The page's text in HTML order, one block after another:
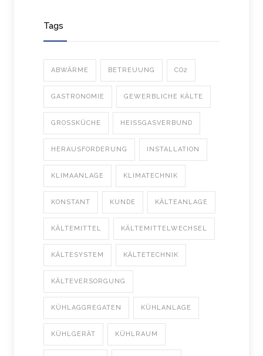
Tags
ABWÄRME BETREUUNG CO2
GASTRONOMIE GEWERBLICHE KÄLTE
GROSSKÜCHE HEISSGASVERBUND
HERAUSFORDERUNG INSTALLATION
KLIMAANLAGE KLIMATECHNIK
KONSTANT KUNDE KÄLTEANLAGE
KÄLTEMITTEL KÄLTEMITTELWECHSEL
KÄLTESYSTEM KÄLTETECHNIK
KÄLTEVERSORGUNG
KÜHLAGGREGATEN KÜHLANLAGE
KÜHLGERÄT KÜHLRAUM